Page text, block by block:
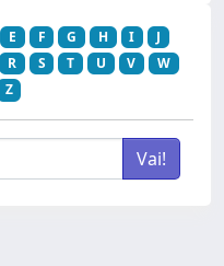
E F G H I
J
R S T U V
W
Z